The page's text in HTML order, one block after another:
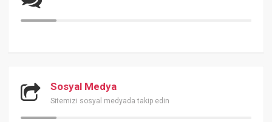
Sosyal Medya
Sitemizi sosyal medyada takip edin